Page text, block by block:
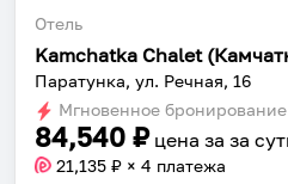
Отель
Kamchatka Chalet
Паратунка, ул. Речная, 16
Мгновенное бронирование
84,540 ₽ цена за за
21,135 ₽ × 4 платежа